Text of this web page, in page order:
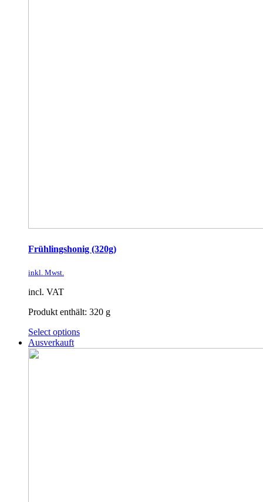
Frühlingshonig (320g)
inkl. Mwst.
incl. VAT
Produkt enthält: 320 g
Select options
Ausverkauft